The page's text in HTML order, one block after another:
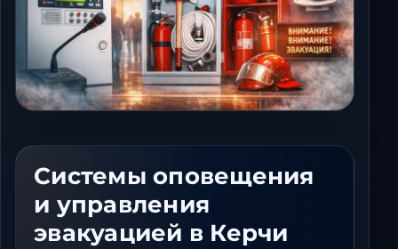
Ставрополь
Таганрог
Феодосия
Черкесск
Шахты
Системы оповещения
и управления
эвакуацией в Керчи